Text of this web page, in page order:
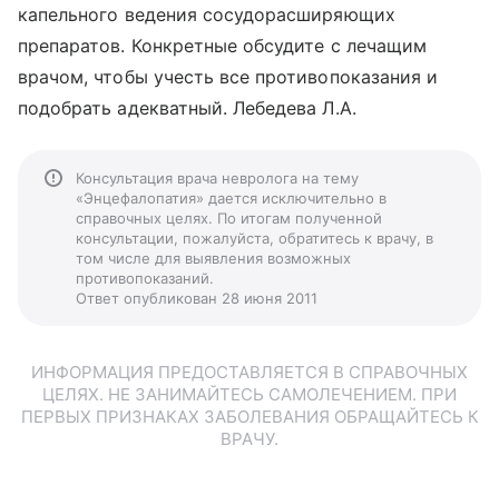
капельного ведения сосудорасширяющих
препаратов. Конкретные обсудите с лечащим
врачом, чтобы учесть все противопоказания и
подобрать адекватный. Лебедева Л.А.
Консультация врача невролога на тему
«Энцефалопатия» дается исключительно в
справочных целях. По итогам полученной
консультации, пожалуйста, обратитесь к врачу, в
том числе для выявления возможных
противопоказаний.
Ответ опубликован 28 июня 2011
ИНФОРМАЦИЯ ПРЕДОСТАВЛЯЕТСЯ В СПРАВОЧНЫХ
ЦЕЛЯХ. НЕ ЗАНИМАЙТЕСЬ САМОЛЕЧЕНИЕМ. ПРИ
ПЕРВЫХ ПРИЗНАКАХ ЗАБОЛЕВАНИЯ ОБРАЩАЙТЕСЬ К
ВРАЧУ.